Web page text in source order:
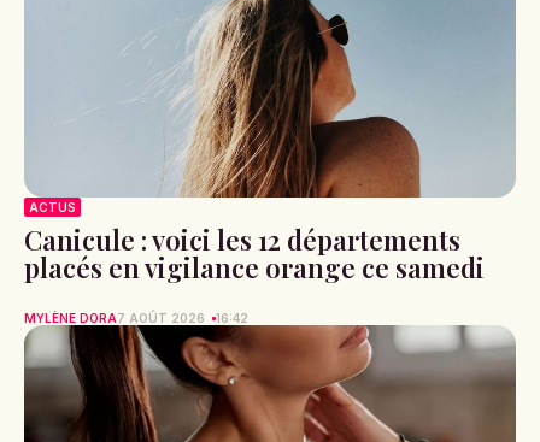
ACTUS
Canicule : voici les 12 départements
placés en vigilance orange ce samedi
MYLÈNE DORA7 AOÛT 2026 16:42